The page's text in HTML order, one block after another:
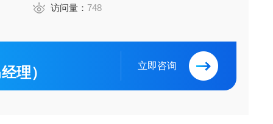
访问量： 748
理） 立即咨询